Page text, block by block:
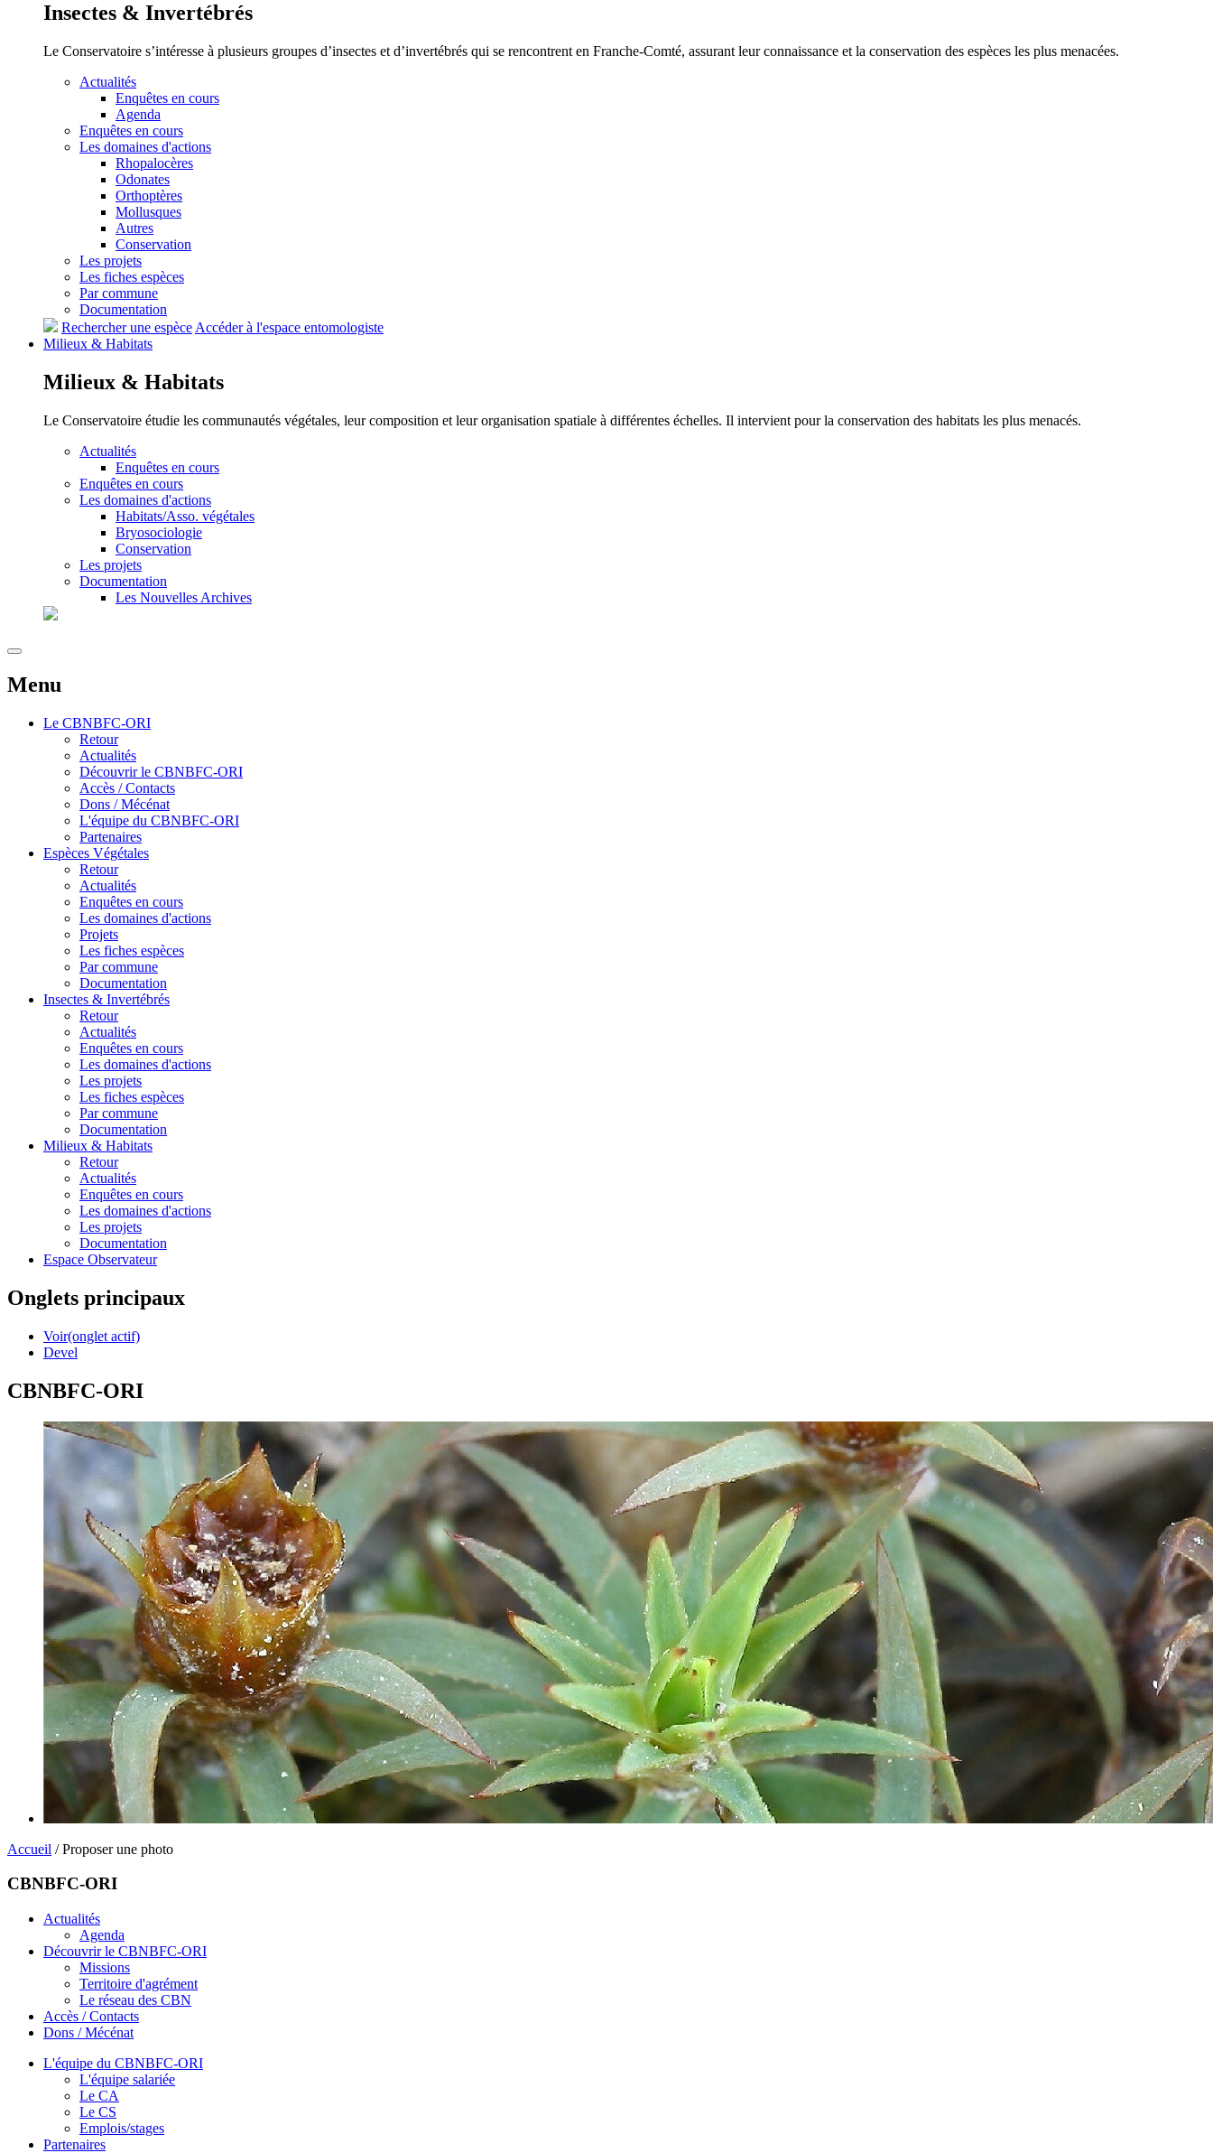
Insectes & Invertébrés
Le Conservatoire s’intéresse à plusieurs groupes d’insectes et d’invertébrés qui se rencontrent en Franche-Comté, assurant leur connaissance et la conservation des espèces les plus menacées.
Actualités
Enquêtes en cours
Agenda
Enquêtes en cours
Les domaines d'actions
Rhopalocères
Odonates
Orthoptères
Mollusques
Autres
Conservation
Les projets
Les fiches espèces
Par commune
Documentation
Rechercher une espèce Accéder à l'espace entomologiste
Milieux & Habitats
Milieux & Habitats
Le Conservatoire étudie les communautés végétales, leur composition et leur organisation spatiale à différentes échelles. Il intervient pour la conservation des habitats les plus menacés.
Actualités
Enquêtes en cours
Enquêtes en cours
Les domaines d'actions
Habitats/Asso. végétales
Bryosociologie
Conservation
Les projets
Documentation
Les Nouvelles Archives
Menu
Le CBNBFC-ORI
Retour
Actualités
Découvrir le CBNBFC-ORI
Accès / Contacts
Dons / Mécénat
L'équipe du CBNBFC-ORI
Partenaires
Espèces Végétales
Retour
Actualités
Enquêtes en cours
Les domaines d'actions
Projets
Les fiches espèces
Par commune
Documentation
Insectes & Invertébrés
Retour
Actualités
Enquêtes en cours
Les domaines d'actions
Les projets
Les fiches espèces
Par commune
Documentation
Milieux & Habitats
Retour
Actualités
Enquêtes en cours
Les domaines d'actions
Les projets
Documentation
Espace Observateur
Onglets principaux
Voir(onglet actif)
Devel
CBNBFC-ORI
Accueil / Proposer une photo
CBNBFC-ORI
Actualités
Agenda
Découvrir le CBNBFC-ORI
Missions
Territoire d'agrément
Le réseau des CBN
Accès / Contacts
Dons / Mécénat
L'équipe du CBNBFC-ORI
L'équipe salariée
Le CA
Le CS
Emplois/stages
Partenaires